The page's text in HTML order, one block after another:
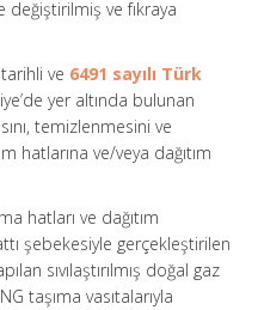
değiştirilmiş ve fıkraya
ve 6491 sayılı Türk
yer altında bulunan
temizlenmesini ve
hatlarına ve/veya dağıtım
hatları ve dağıtım
şebekesiyle gerçekleştirilen
sıvılaştırılmış doğal gaz
taşıma vasıtalarıyla